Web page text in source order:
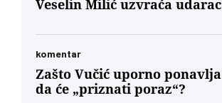
Veselin Milić uzvraća udarac
komentar
Zašto Vučić uporno ponavlja
da će „priznati poraz“?